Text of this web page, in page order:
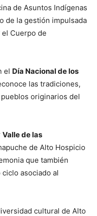
de Asuntos Indígenas
de la gestión impulsada
el Cuerpo de
el Día Nacional de los
las tradiciones,
originarios del
Valle de las
de Alto Hospicio
que también
asociado al
cultural de Alto